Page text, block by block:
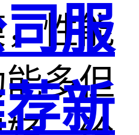
性能
多但
服
新